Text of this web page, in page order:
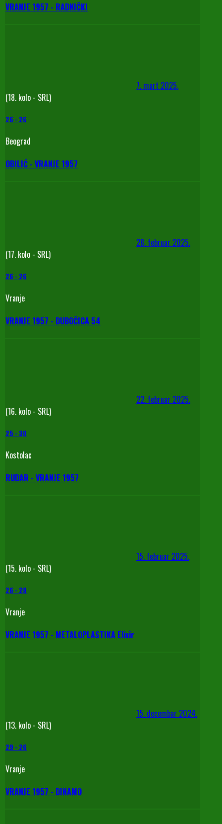
VRANJE 1957 - RADNIČKI
7. mart 2025.
(18. kolo - SRL)
26 - 26
Beograd
OBILIĆ - VRANJE 1957
28. februar 2025.
(17. kolo - SRL)
26 - 26
Vranje
VRANJE 1957 - DUBOČICA 54
22. februar 2025.
(16. kolo - SRL)
25 - 30
Kostolac
RUDAR - VRANJE 1957
15. februar 2025.
(15. kolo - SRL)
26 - 28
Vranje
VRANJE 1957 - METALOPLASTIKA Elixir
15. decembar 2024.
(13. kolo - SRL)
29 - 26
Vranje
VRANJE 1957 - DINAMO